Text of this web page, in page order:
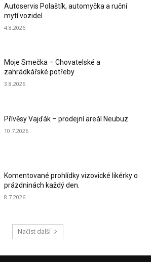
Autoservis Polaštík, automyčka a ruční
mytí vozidel
4.8.2026
Moje Smečka – Chovatelské a
zahrádkářské potřeby
3.8.2026
Přívěsy Vajďák – prodejní areál Neubuz
10.7.2026
Komentované prohlídky vizovické likérky o
prázdninách každý den.
8.7.2026
Načíst další